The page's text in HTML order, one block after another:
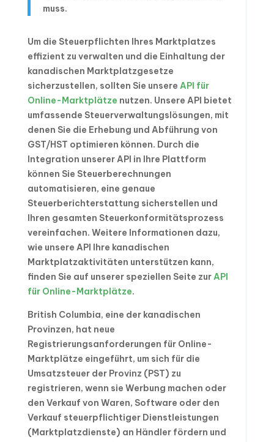
muss.
Um die Steuerpflichten Ihres Marktplatzes
effizient zu verwalten und die Einhaltung der
kanadischen Marktplatzgesetze
sicherzustellen, sollten Sie unsere API für
Online-Marktplätze nutzen. Unsere API bietet
umfassende Steuerverwaltungslösungen, mit
denen Sie die Erhebung und Abführung von
GST/HST optimieren können. Durch die
Integration unserer API in Ihre Plattform
können Sie Steuerberechnungen
automatisieren, eine genaue
Steuerberichterstattung sicherstellen und
Ihren gesamten Steuerkonformitätsprozess
vereinfachen. Weitere Informationen dazu,
wie unsere API Ihre kanadischen
Marktplatzaktivitäten unterstützen kann,
finden Sie auf unserer speziellen Seite zurAPI
für Online-Marktplätze.
British Columbia, eine der kanadischen
Provinzen, hat neue
Registrierungsanforderungen für Online-
Marktplätze eingeführt, um sich für die
Umsatzsteuer der Provinz (PST) zu
registrieren, wenn sie Werbung machen oder
den Verkauf von Waren, Software oder den
Verkauf steuerpflichtiger Dienstleistungen
(Marktplatzdienste) an Händler fördern und